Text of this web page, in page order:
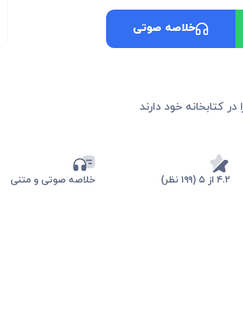
خلاصه صوتی
در کتابخانه خود دارند
۴.۲ از ۵ (۱۹۹ نظر) خلاصه صوتی و متنی